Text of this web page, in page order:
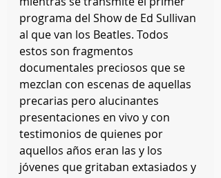
programa del Show de Ed Sullivan
al que van los Beatles. Todos
estos son fragmentos
documentales preciosos que se
mezclan con escenas de aquellas
precarias pero alucinantes
presentaciones en vivo y con
testimonios de quienes por
aquellos años eran las y los
jóvenes que gritaban extasiados y